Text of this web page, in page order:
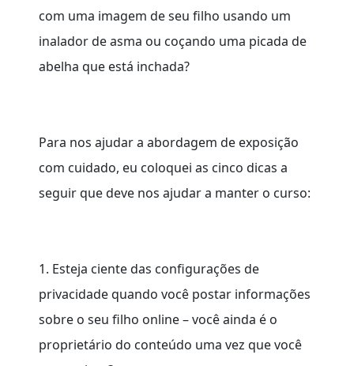
com uma imagem de seu filho usando um
inalador de asma ou coçando uma picada de
abelha que está inchada?
Para nos ajudar a abordagem de exposição
com cuidado, eu coloquei as cinco dicas a
seguir que deve nos ajudar a manter o curso:
1. Esteja ciente das configurações de
privacidade quando você postar informações
sobre o seu filho online – você ainda é o
proprietário do conteúdo uma vez que você